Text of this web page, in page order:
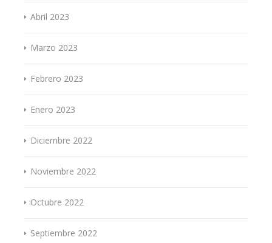
Abril 2023
Marzo 2023
Febrero 2023
Enero 2023
Diciembre 2022
Noviembre 2022
Octubre 2022
Septiembre 2022